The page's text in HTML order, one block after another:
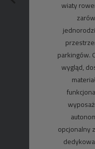
wiaty
parkingów.
wygląd,
opcjonalny